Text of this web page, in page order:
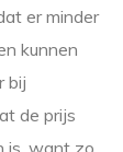
er minder
kunnen
bij
de prijs
is, want zo